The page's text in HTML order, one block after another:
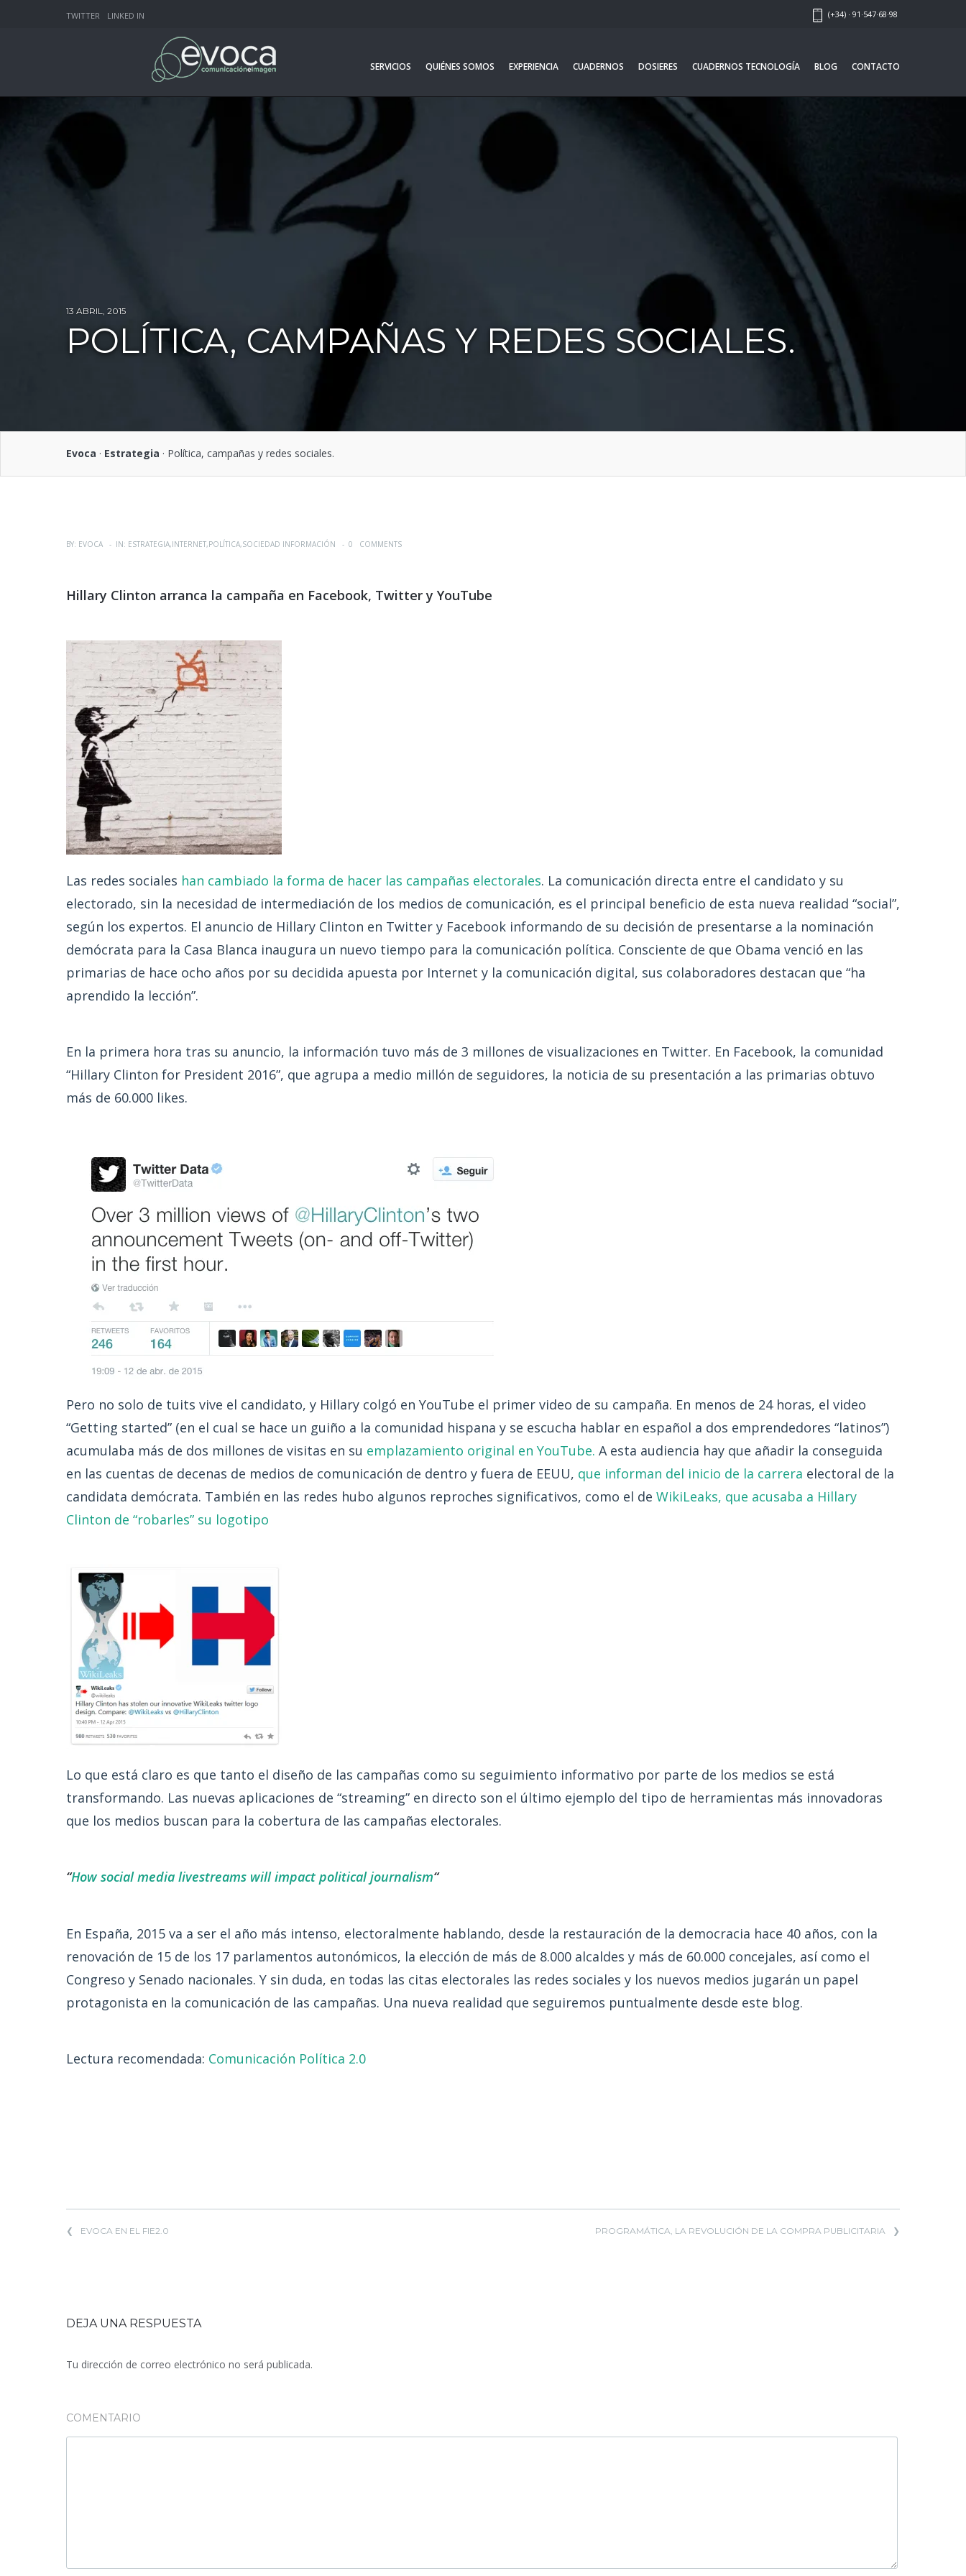
TWITTER LINKED IN (+34) · 91·547·68·98
SERVICIOS QUIÉNES SOMOS EXPERIENCIA CUADERNOS DOSIERES CUADERNOS TECNOLOGÍA BLOG CONTACTO
13 ABRIL, 2015
POLÍTICA, CAMPAÑAS Y REDES SOCIALES.
Evoca · Estrategia · Política, campañas y redes sociales.
BY: EVOCA - IN: ESTRATEGIA,INTERNET,POLÍTICA,SOCIEDAD INFORMACIÓN - 0 COMMENTS
Hillary Clinton arranca la campaña en Facebook, Twitter y YouTube
Las redes sociales han cambiado la forma de hacer las campañas electorales. La comunicación directa entre el candidato y su
electorado, sin la necesidad de intermediación de los medios de comunicación, es el principal beneficio de esta nueva realidad “social”,
según los expertos. El anuncio de Hillary Clinton en Twitter y Facebook informando de su decisión de presentarse a la nominación
demócrata para la Casa Blanca inaugura un nuevo tiempo para la comunicación política. Consciente de que Obama venció en las
primarias de hace ocho años por su decidida apuesta por Internet y la comunicación digital, sus colaboradores destacan que “ha
aprendido la lección”.
En la primera hora tras su anuncio, la información tuvo más de 3 millones de visualizaciones en Twitter. En Facebook, la comunidad
“Hillary Clinton for President 2016”, que agrupa a medio millón de seguidores, la noticia de su presentación a las primarias obtuvo
más de 60.000 likes.
Pero no solo de tuits vive el candidato, y Hillary colgó en YouTube el primer video de su campaña. En menos de 24 horas, el video
“Getting started” (en el cual se hace un guiño a la comunidad hispana y se escucha hablar en español a dos emprendedores “latinos”)
acumulaba más de dos millones de visitas en su emplazamiento original en YouTube. A esta audiencia hay que añadir la conseguida
en las cuentas de decenas de medios de comunicación de dentro y fuera de EEUU, que informan del inicio de la carrera electoral de la
candidata demócrata. También en las redes hubo algunos reproches significativos, como el de WikiLeaks, que acusaba a Hillary
Clinton de “robarles” su logotipo
Lo que está claro es que tanto el diseño de las campañas como su seguimiento informativo por parte de los medios se está
transformando. Las nuevas aplicaciones de “streaming” en directo son el último ejemplo del tipo de herramientas más innovadoras
que los medios buscan para la cobertura de las campañas electorales.
“How social media livestreams will impact political journalism“
En España, 2015 va a ser el año más intenso, electoralmente hablando, desde la restauración de la democracia hace 40 años, con la
renovación de 15 de los 17 parlamentos autonómicos, la elección de más de 8.000 alcaldes y más de 60.000 concejales, así como el
Congreso y Senado nacionales. Y sin duda, en todas las citas electorales las redes sociales y los nuevos medios jugarán un papel
protagonista en la comunicación de las campañas. Una nueva realidad que seguiremos puntualmente desde este blog.
Lectura recomendada: Comunicación Política 2.0
EVOCA EN EL FIE2.0 PROGRAMÁTICA, LA REVOLUCIÓN DE LA COMPRA PUBLICITARIA
DEJA UNA RESPUESTA
Tu dirección de correo electrónico no será publicada.
COMENTARIO